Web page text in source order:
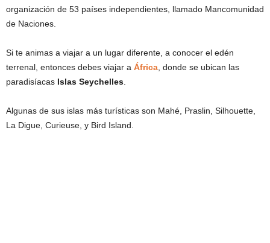
organización de 53 países independientes, llamado Mancomunidad
de Naciones.
Si te animas a viajar a un lugar diferente, a conocer el edén
terrenal, entonces debes viajar a África , donde se ubican las
paradisíacas Islas Seychelles
Algunas de sus islas más turísticas son Mahé, Praslin, Silhouette,
La Digue, Curieuse, y Bird Island.